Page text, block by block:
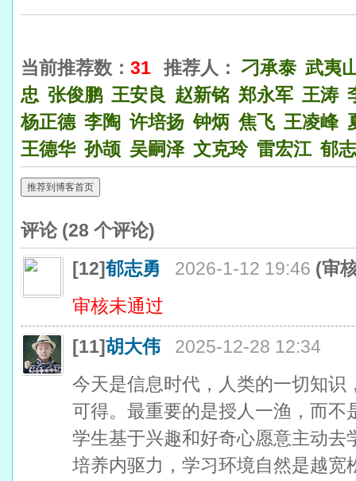
当前推荐数： 31 推荐人： 刁承泰 武夷
忠 张俊鹏 王安良 赵新铭 郑永军 王涛
杨正德 李陶 许培扬 钟炳 焦飞 王凌峰
王德华 孙颉 吴嗣泽 文克玲 雷宏江 郁
推荐到博客首页
评论 (28 个评论)
[12]郁志勇 2026-1-12 19:46 (审
审核未通过
[11]胡大伟
2025-12-28 12:34
今天是信息时代，人类的一切知
可得。最重要的是授人一渔，而不
学生基于兴趣和好奇心愿意主动去
培养内驱力，学习环境自然是越宽